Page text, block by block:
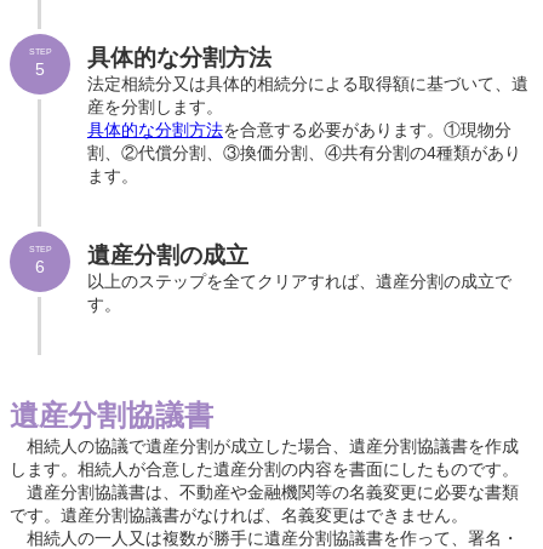
具体的な分割方法
法定相続分又は具体的相続分による取得額に基づいて、遺
産を分割します。
具体的な分割方法を合意する必要があります。①現物分
割、②代償分割、③換価分割、④共有分割の4種類があり
ます。
STEP
5
遺産分割の成立
以上のステップを全てクリアすれば、遺産分割の成立で
す。
STEP
6
遺産分割協議書
相続人の協議で遺産分割が成立した場合、遺産分割協議書を作成
します。相続人が合意した遺産分割の内容を書面にしたものです。
遺産分割協議書は、不動産や金融機関等の名義変更に必要な書類
です。遺産分割協議書がなければ、名義変更はできません。
相続人の一人又は複数が勝手に遺産分割協議書を作って、署名・